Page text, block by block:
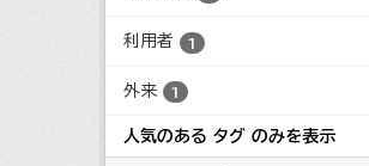
利用者 1
外来 1
人気のある タグ のみを表示